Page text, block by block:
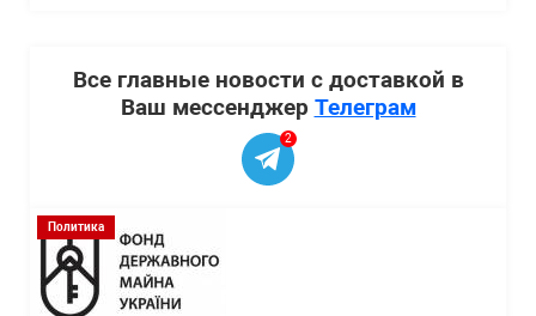
Все главные новости с доставкой в
Ваш мессенджер Телеграм
2
Политика